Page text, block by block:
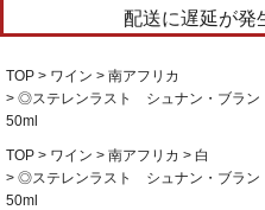
配送に遅延が発
TOP ワイン
南アフリカ
◎ステレンラスト シュナン・ブラ
50ml
TOP ワイン 南アフリカ
白
◎ステレンラスト シュナン・ブラ
50ml